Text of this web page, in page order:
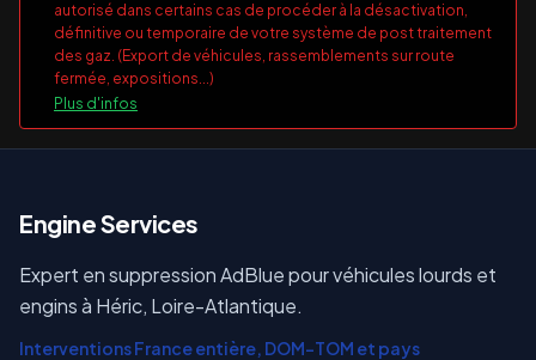
autorisé dans certains cas de procéder à la désactivation,
définitive ou temporaire de votre système de post traitement
des gaz. (Export de véhicules, rassemblements sur route
fermée, expositions...)
Plus d'infos
Engine Services
Expert en suppression AdBlue pour véhicules lourds et
engins à Héric, Loire-Atlantique.
Interventions France entière, DOM-TOM et pays